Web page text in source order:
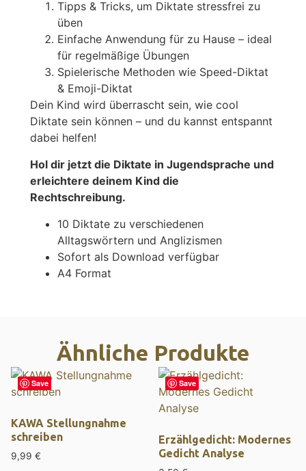
Tipps & Tricks, um Diktate stressfrei zu
üben
Einfache Anwendung für zu Hause – ideal
für regelmäßige Übungen
Spielerische Methoden wie Speed-Diktat
& Emoji-Diktat
Dein Kind wird überrascht sein, wie cool
Diktate sein können – und du kannst entspannt
dabei helfen!
Hol dir jetzt die Diktate in Jugendsprache und
erleichtere deinem Kind die
Rechtschreibung.
10 Diktate zu verschiedenen
Alltagswörtern und Anglizismen
Sofort als Download verfügbar
A4 Format
Ähnliche Produkte
Save
KAWA Stellungnahme
schreiben
9,99 €
Save
Erzählgedicht: Modernes
Gedicht Analyse